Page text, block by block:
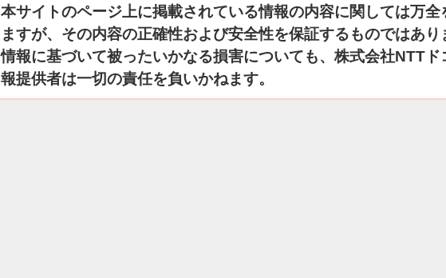
本サイトのページ上に掲載されている情報の内容に関しては万全
ますが、その内容の正確性および安全性を保証するものではあり
情報に基づいて被ったいかなる損害についても、株式会社NTTド
報提供者は一切の責任を負いかねます。